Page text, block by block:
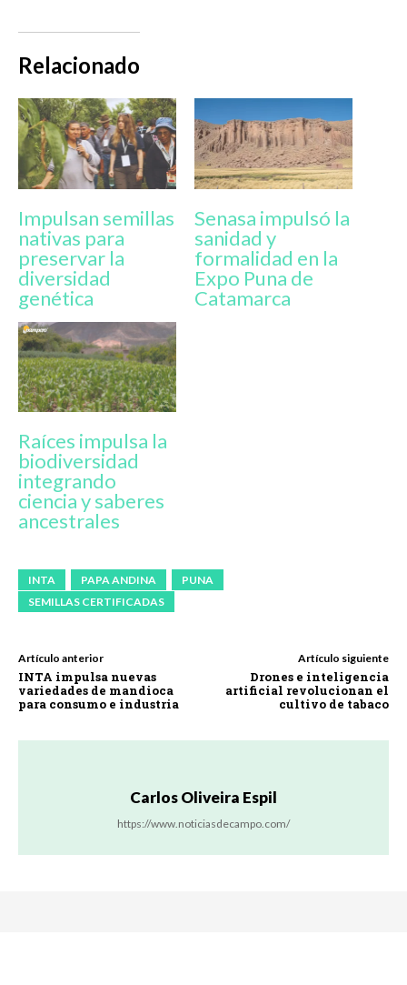
Relacionado
Impulsan semillas
nativas para
preservar la
diversidad
genética
Senasa impulsó la
sanidad y
formalidad en la
Expo Puna de
Catamarca
Raíces impulsa la
biodiversidad
integrando
ciencia y saberes
ancestrales
INTA PAPA ANDINA
PUNA
SEMILLAS CERTIFICADAS
Artículo anterior
INTA impulsa nuevas
variedades de mandioca
para consumo e industria
Artículo siguiente
Drones e inteligencia
artificial revolucionan el
cultivo de tabaco
Carlos Oliveira Espil
https://www.noticiasdecampo.com/